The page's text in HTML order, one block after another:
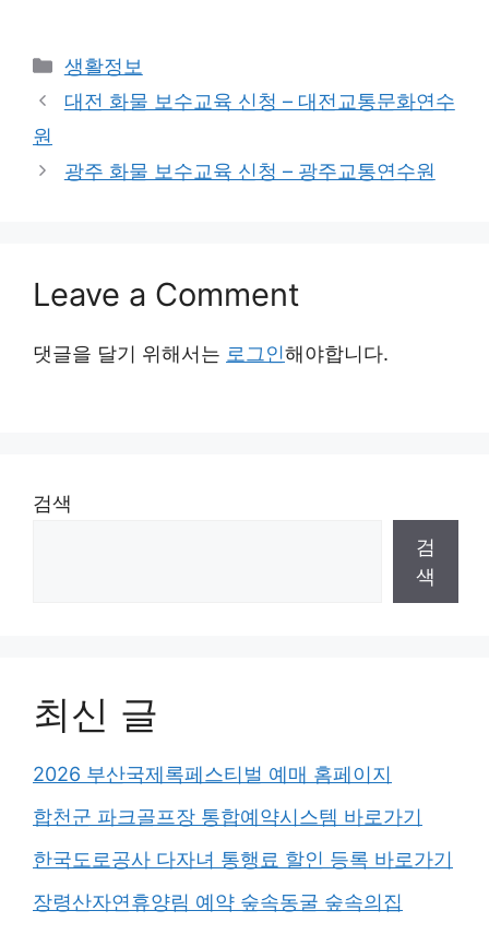
Categories
생활정보
대전 화물 보수교육 신청 – 대전교통문화연수
원
광주 화물 보수교육 신청 – 광주교통연수원
Leave a Comment
댓글을 달기 위해서는 로그인해야합니다.
검색
검
색
최신 글
2026 부산국제록페스티벌 예매 홈페이지
합천군 파크골프장 통합예약시스템 바로가기
한국도로공사 다자녀 통행료 할인 등록 바로가기
장령산자연휴양림 예약 숲속동굴 숲속의집